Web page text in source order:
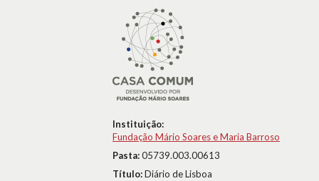
Instituição:
Fundação Mário Soares e Maria Barroso
Pasta:05739.003.00613
Título:Diário de Lisboa